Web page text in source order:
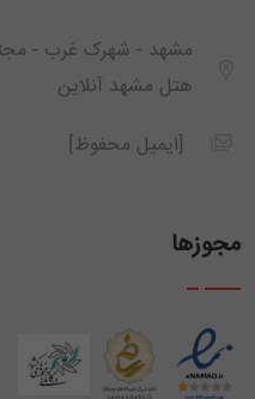
هتل مشهد آنلاین
[ایمیل محفوظ]
مجوزها